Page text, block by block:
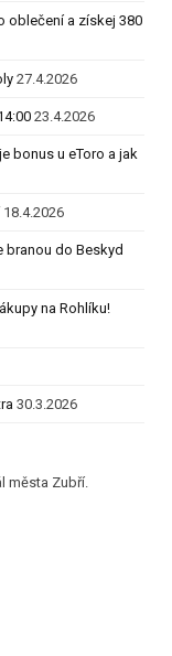
oblečení a získej 380
27.4.2026
23.4.2026
bonus u eToro a jak
18.4.2026
branou do Beskyd
na Rohlíku!
30.3.2026
města Zubří.